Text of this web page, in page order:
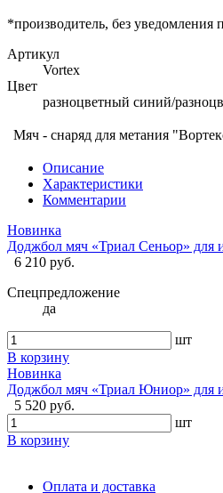
*производитель, без уведомления
Артикул
Vortex
Цвет
разноцветный синий/
Мяч - снаряд для метания
Описание
Характеристики
Комментарии
Новинка
Доджбол мяч «Триал Сеньор»
6 210 руб.
Спецпредложение
да
шт
В корзину
Новинка
Доджбол мяч «Триал Юниор» для
5 520 руб.
шт
В корзину
Оплата и доставка